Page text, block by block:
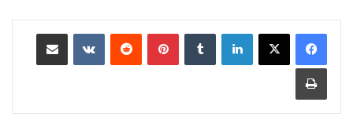
لينكدإن بينتيريست ‏VKontakte
طباعة